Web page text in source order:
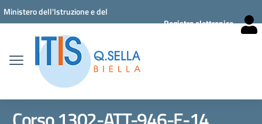
Vai ai contenuti
Vai al menu di navigazione
Vai al footer
Ministero dell'Istruzione e del
Registro elettronico